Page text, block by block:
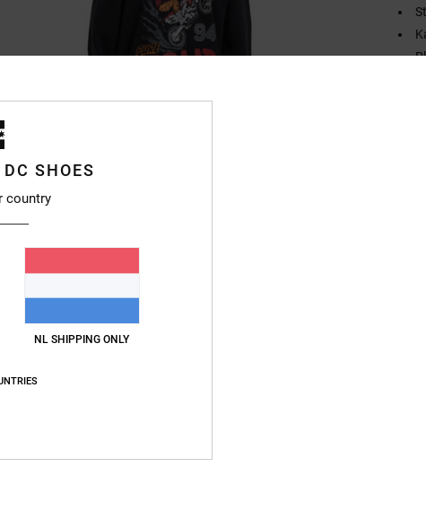
5.0
SHOES
country
NL SHIPPING ONLY